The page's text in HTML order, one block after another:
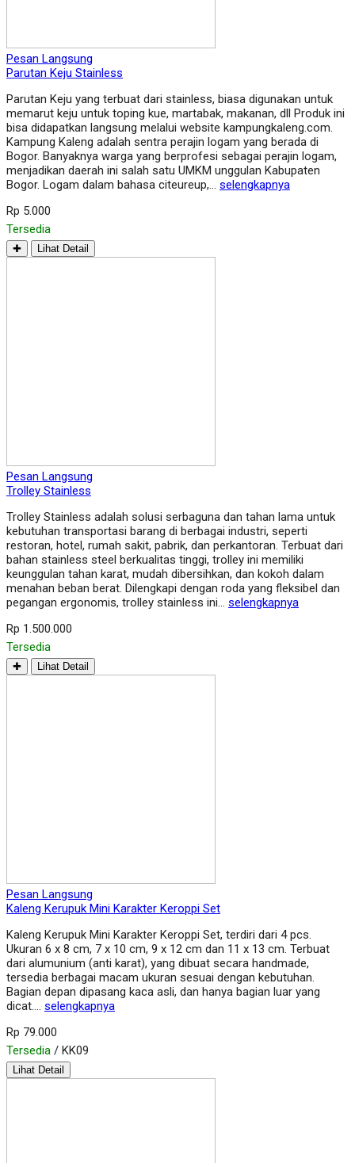
Pesan Langsung
Parutan Keju Stainless
Parutan Keju yang terbuat dari stainless, biasa digunakan untuk
memarut keju untuk toping kue, martabak, makanan, dll Produk ini
bisa didapatkan langsung melalui website kampungkaleng.com.
Kampung Kaleng adalah sentra perajin logam yang berada di
Bogor. Banyaknya warga yang berprofesi sebagai perajin logam,
menjadikan daerah ini salah satu UMKM unggulan Kabupaten
Bogor. Logam dalam bahasa citeureup,… selengkapnya
Rp 5.000
Tersedia
✚ Lihat Detail
Pesan Langsung
Trolley Stainless
Trolley Stainless adalah solusi serbaguna dan tahan lama untuk
kebutuhan transportasi barang di berbagai industri, seperti
restoran, hotel, rumah sakit, pabrik, dan perkantoran. Terbuat dari
bahan stainless steel berkualitas tinggi, trolley ini memiliki
keunggulan tahan karat, mudah dibersihkan, dan kokoh dalam
menahan beban berat. Dilengkapi dengan roda yang fleksibel dan
pegangan ergonomis, trolley stainless ini… selengkapnya
Rp 1.500.000
Tersedia
✚ Lihat Detail
Pesan Langsung
Kaleng Kerupuk Mini Karakter Keroppi Set
Kaleng Kerupuk Mini Karakter Keroppi Set, terdiri dari 4 pcs.
Ukuran 6 x 8 cm, 7 x 10 cm, 9 x 12 cm dan 11 x 13 cm. Terbuat
dari alumunium (anti karat), yang dibuat secara handmade,
tersedia berbagai macam ukuran sesuai dengan kebutuhan.
Bagian depan dipasang kaca asli, dan hanya bagian luar yang
dicat…. selengkapnya
Rp 79.000
Tersedia / KK09
Lihat Detail